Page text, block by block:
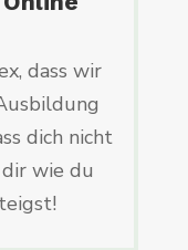
dass wir
dich nicht
wie du